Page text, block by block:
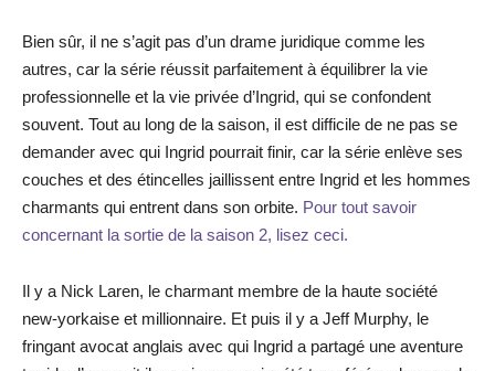
Bien sûr, il ne s’agit pas d’un drame juridique comme les
autres, car la série réussit parfaitement à équilibrer la vie
professionnelle et la vie privée d’Ingrid, qui se confondent
souvent. Tout au long de la saison, il est difficile de ne pas se
demander avec qui Ingrid pourrait finir, car la série enlève ses
couches et des étincelles jaillissent entre Ingrid et les hommes
charmants qui entrent dans son orbite. Pour tout savoir
concernant la sortie de la saison 2, lisez ceci.
Il y a Nick Laren, le charmant membre de la haute société
new-yorkaise et millionnaire. Et puis il y a Jeff Murphy, le
fringant avocat anglais avec qui Ingrid a partagé une aventure